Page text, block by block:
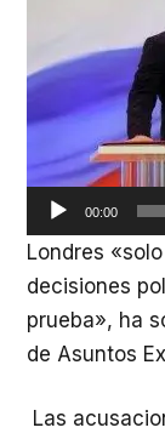
00:00
Londres
decisiones
prueba», ha
de Asuntos
Las